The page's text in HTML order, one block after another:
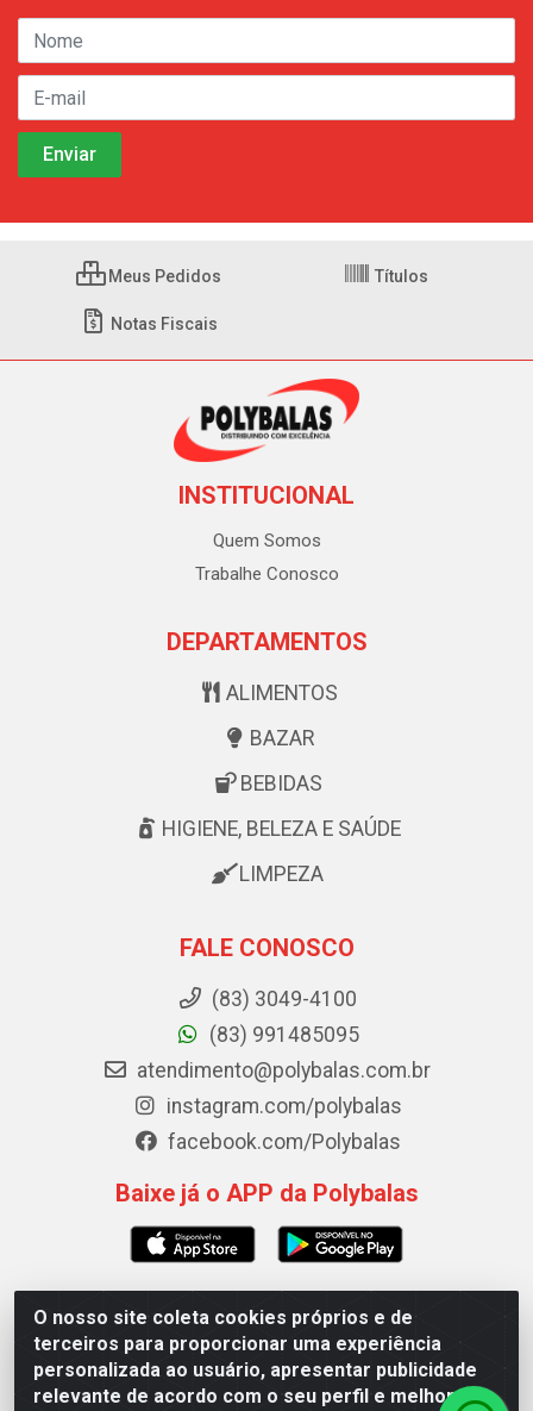
O nosso site coleta cookies próprios e de
terceiros para proporcionar uma experiência
personalizada ao usuário, apresentar publicidade
relevante de acordo com o seu perfil e melhorar a
Meus Pedidos Títulos
Notas Fiscais
INSTITUCIONAL
Quem Somos
Trabalhe Conosco
DEPARTAMENTOS
ALIMENTOS
BAZAR
BEBIDAS
HIGIENE, BELEZA E SAÚDE
LIMPEZA
FALE CONOSCO
(83) 3049-4100
(83) 991485095
atendimento@polybalas.com.br
instagram.com/polybalas
facebook.com/Polybalas
Baixe já o APP da Polybalas
Polybalas - Rua João Miguel de Souza, 173 Galpão B -
Ernesto Geisel, João Pessoa/PB - CEP 58.075-075 - CNPJ
00.909.327/0002-61